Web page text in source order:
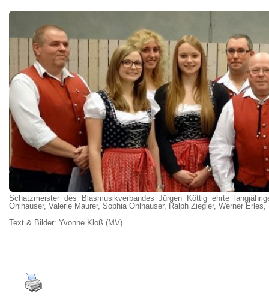
Schatzmeister des Blasmusikverbandes Jürgen Köttig ehrte
Ohlhauser, Valerie Maurer, Sophia Ohlhauser, Ralph Ziegler, Werner
Text & Bilder: Yvonne Kloß (MV)